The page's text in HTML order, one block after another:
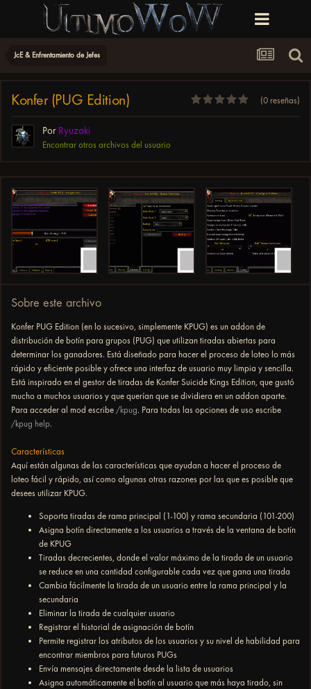
JcE & Enfrentamiento de Jefes
Konfer (PUG Edition) (0 reseñas)
Por Ryuzaki
Encontrar otros archivos del usuario
Sobre este archivo
Konfer PUG Edition (en lo sucesivo, simplemente KPUG) es un addon de
distribución de botín para grupos (PUG) que utilizan tiradas abiertas para
determinar los ganadores. Está diseñado para hacer el proceso de loteo lo más
rápido y eficiente posible y ofrece una interfaz de usuario muy limpia y sencilla.
Está inspirado en el gestor de tiradas de Konfer Suicide Kings Edition, que gustó
mucho a muchos usuarios y que querían que se dividiera en un addon aparte.
Para acceder al mod escribe /kpug. Para todas las opciones de uso escribe
/kpug help.
Características
Aquí están algunas de las características que ayudan a hacer el proceso de
loteo fácil y rápido, así como algunas otras razones por las que es posible que
desees utilizar KPUG.
Soporta tiradas de rama principal (1-100) y rama secundaria (101-200)
Asigna botín directamente a los usuarios a través de la ventana de botín
de KPUG
Tiradas decrecientes, donde el valor máximo de la tirada de un usuario
se reduce en una cantidad configurable cada vez que gana una tirada
Cambia fácilmente la tirada de un usuario entre la rama principal y la
secundaria
Eliminar la tirada de cualquier usuario
Registrar el historial de asignación de botín
Permite registrar los atributos de los usuarios y su nivel de habilidad para
encontrar miembros para futuros PUGs
Envía mensajes directamente desde la lista de usuarios
Asigna automáticamente el botín al usuario que más haya tirado, sin